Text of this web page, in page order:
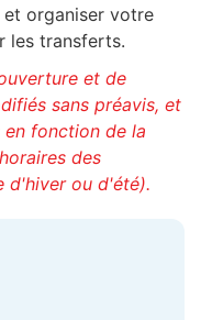
organiser votre
les transferts.
et de
sans préavis, et
fonction de la
des
d'hiver ou d'été).